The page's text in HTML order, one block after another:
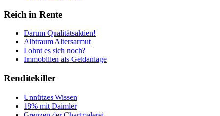
Reich in Rente
Darum Qualitätsaktien!
Albtraum Altersarmut
Lohnt es sich noch?
Immobilien als Geldanlage
Renditekiller
Unnützes Wissen
18% mit Daimler